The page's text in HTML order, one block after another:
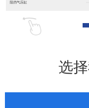
松下人机界面DP10...
选